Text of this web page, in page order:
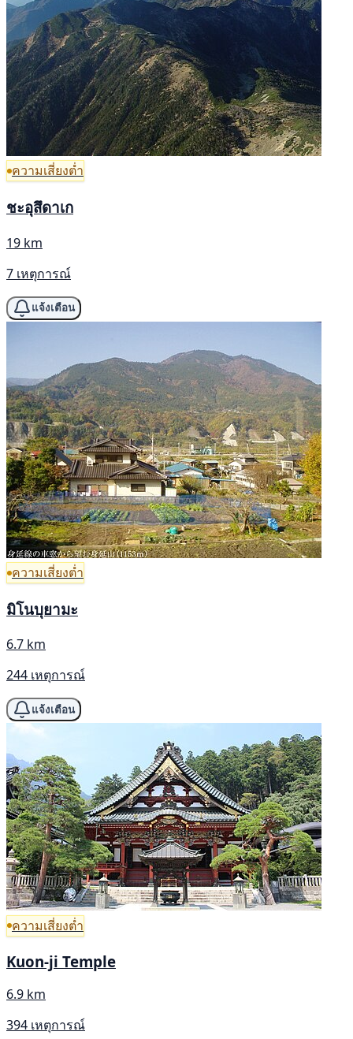
ความเสี่ยงต่ำ
ชะอุสึดาเก
19 km
7 เหตุการณ์
แจ้งเตือน
ความเสี่ยงต่ำ
มิโนบุยามะ
6.7 km
244 เหตุการณ์
แจ้งเตือน
ความเสี่ยงต่ำ
Kuon-ji Temple
6.9 km
394 เหตุการณ์